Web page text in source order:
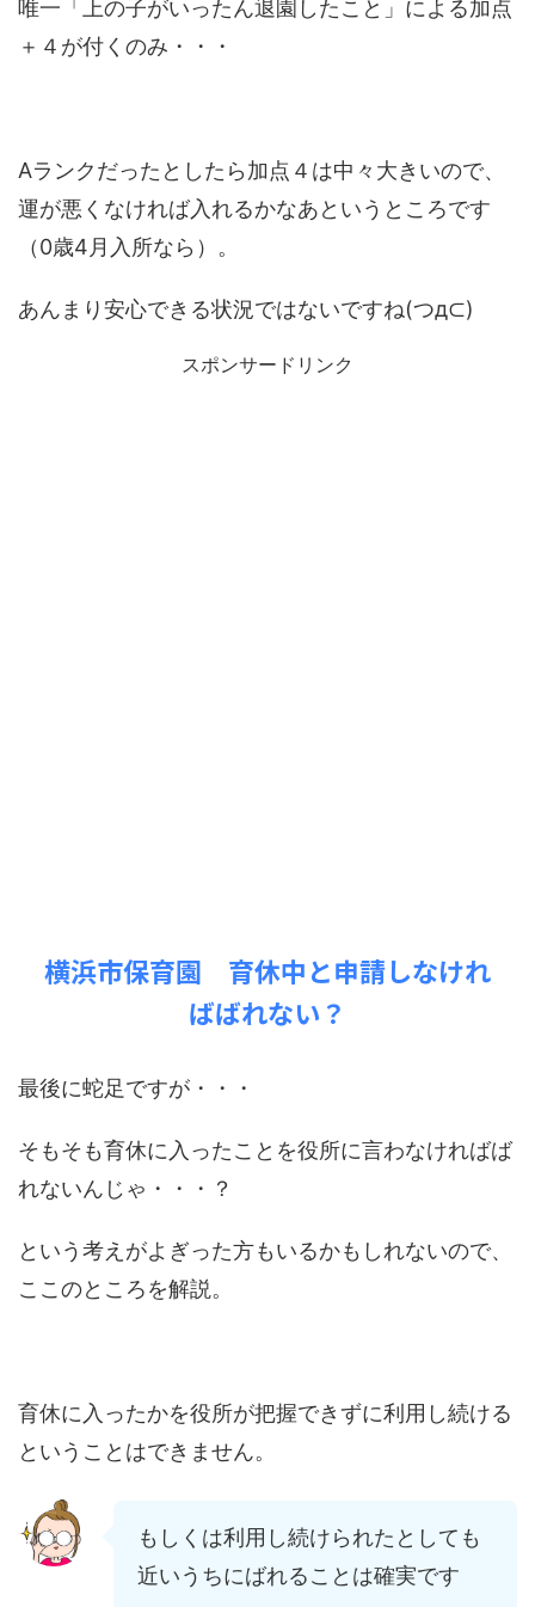
唯一「上の子がいったん退園したこと」による加点
＋４が付くのみ・・・
Aランクだったとしたら加点４は中々大きいので、
運が悪くなければ入れるかなあというところです
（0歳4月入所なら）。
あんまり安心できる状況ではないですね(つд⊂)
スポンサードリンク
横浜市保育園 育休中と申請しなけれ
ばばれない？
最後に蛇足ですが・・・
そもそも育休に入ったことを役所に言わなければば
れないんじゃ・・・？
という考えがよぎった方もいるかもしれないので、
ここのところを解説。
育休に入ったかを役所が把握できずに利用し続ける
ということはできません。
もしくは利用し続けられたとしても
近いうちにばれることは確実です